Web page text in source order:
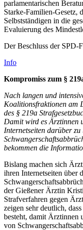
parlamentarischen
Starke-Familien-Gesetz,
Selbstständigen in die
Evaluierung des
Der Beschluss der SPD-
Info
Kompromiss zum §
Nach langen und
Koalitionsfraktionen am
des § 219a
Damit wird es Ärztinnen
Internetseiten darüber
bekommen die
Bislang machen sich
ihren Internetseiten über
der Gießener Ärztin
Strafverfahren gegen
zeigen sehr deutlich,
besteht, damit Ärztinnen
von